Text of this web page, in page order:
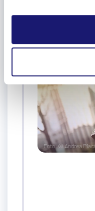
may combine it with
provided to them or
Foto: © Andrea